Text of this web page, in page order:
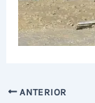
ANTERIOR